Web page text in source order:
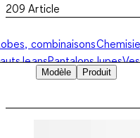
209 Article
combinaisons
JeansPantalonsJupes
Sweats, vestes sweat
Modèle
Produit